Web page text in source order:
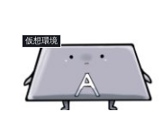
仮想環境